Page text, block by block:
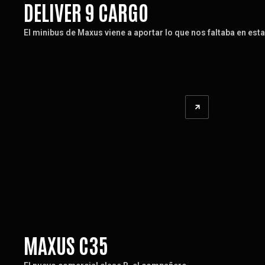
DELIVER 9 CARGO
El minibus de Maxus viene a aportar lo que nos faltaba en
MAXUS C35